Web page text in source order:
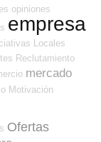
opiniones
empresa
Locales
Reclutamiento
mercado
Motivación
Ofertas